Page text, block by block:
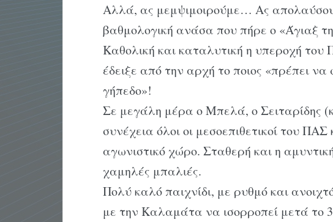
Αλλά, ας μεμψιμοιρούμε… Ας
βαθμολογική ανάσα που πήρε ο «Άγιαξ
Καθολική και καταλυτική η υπεροχή
έδειξε από την αρχή το ποιος «πρέπει να
γήπεδο»!
Σε μεγάλη μέρα ο Μπελά, ο Σειταρίδης
συνέχεια όλοι οι μεσοεπιθετικοί του
αγωνιστικό χώρο. Σταθερή και η
χαμηλές μπαλιές.
Πολύ καλό παιχνίδι, με ρυθμό και
με την Καλαμάτα να ισορροπεί μετά το